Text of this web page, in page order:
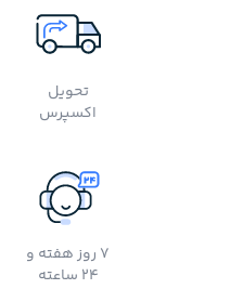
تحویل
اکسپرس
7 روز هفته و
24 ساعته